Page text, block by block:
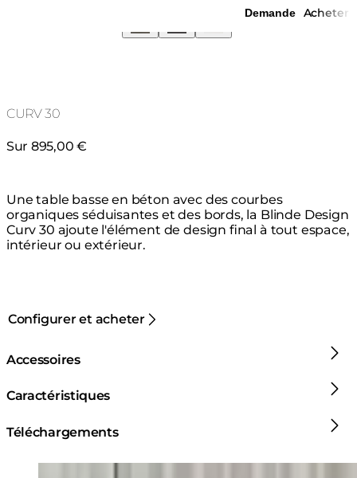
Demande Acheter
CURV 30
Sur 895,00 €
Une table basse en béton avec des courbes
organiques séduisantes et des bords, la Blinde Design
Curv 30 ajoute l'élément de design final à tout espace,
intérieur ou extérieur.
Configurer et acheter
Accessoires
Caractéristiques
Téléchargements